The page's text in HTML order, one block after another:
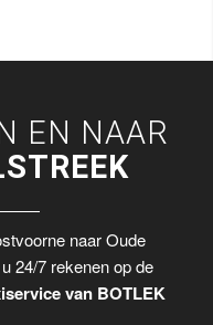
EN NAAR
naar Oude
24/7 rekenen op de
van BOTLEK